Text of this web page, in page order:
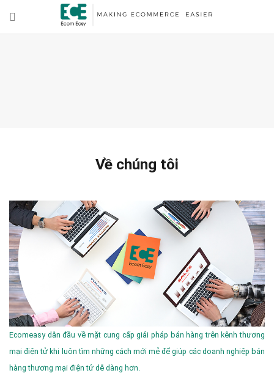
Về chúng tôi
Ecomeasy dẫn đầu về mặt cung cấp giải pháp bán hàng trên kênh thương
mại điện tử khi luôn tìm những cách mới mẻ để giúp các doanh nghiệp bán
hàng thương mại điện tử dễ dàng hơn.